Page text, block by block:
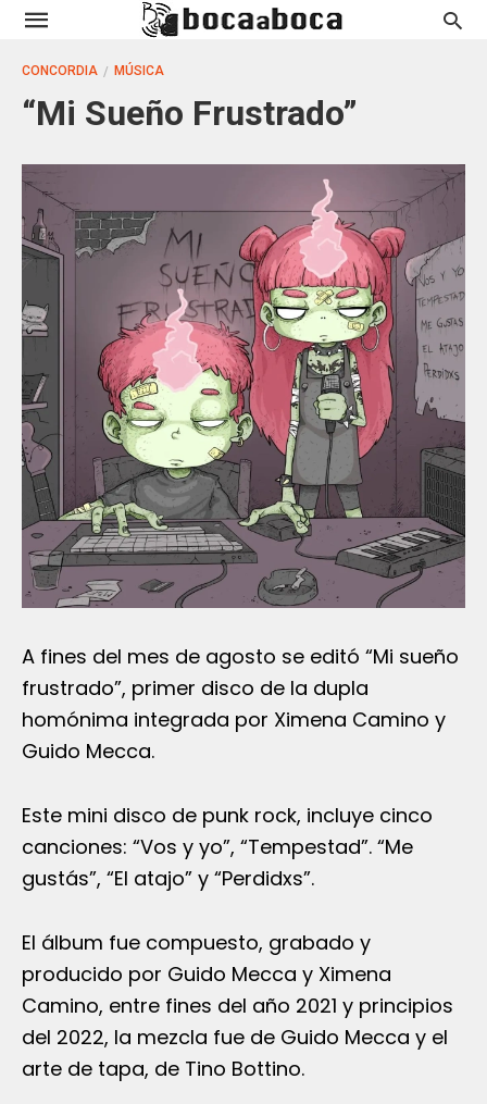
CONCORDIA MÚSICA
“Mi Sueño Frustrado”
A fines del mes de agosto se editó “Mi sueño
frustrado”, primer disco de la dupla
homónima integrada por Ximena Camino y
Guido Mecca.
Este mini disco de punk rock, incluye cinco
canciones: “Vos y yo”, “Tempestad”. “Me
gustás”, “El atajo” y “Perdidxs”.
El álbum fue compuesto, grabado y
producido por Guido Mecca y Ximena
Camino, entre fines del año 2021 y principios
del 2022, la mezcla fue de Guido Mecca y el
arte de tapa, de Tino Bottino.